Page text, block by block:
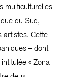
multiculturelles
du Sud,
artistes. Cette
– dont
« Zona